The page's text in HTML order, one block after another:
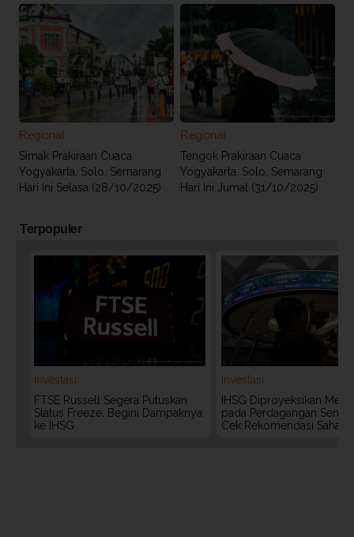
Regional
Simak Prakiraan Cuaca
Yogyakarta, Solo, Semarang
Hari Ini Selasa (28/10/2025)
Regional
Tengok Prakiraan Cuaca
Yogyakarta, Solo, Semarang
Hari Ini Jumat (31/10/2025)
Terpopuler
Investasi
FTSE Russell Segera Putuskan
Status Freeze, Begini Dampaknya
ke IHSG
Investasi
IHSG Diproyeksikan
pada Perdagangan Senin
Cek Rekomendasi